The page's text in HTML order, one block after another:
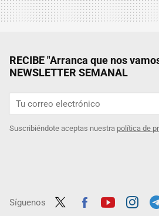
RECIBE "Arranca que nos
NEWSLETTER SEMANAL
Suscribiéndote aceptas nuestra política de
Síguenos